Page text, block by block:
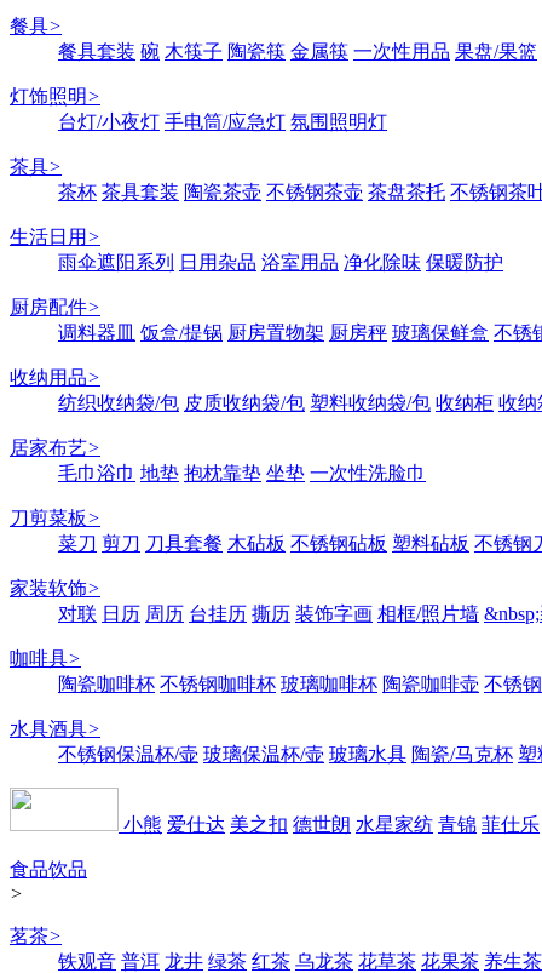
餐具>
餐具套装 碗 木筷子 陶瓷筷 金属筷 一次性用品 果盘/果篮
灯饰照明>
台灯/小夜灯 手电筒/应急灯 氛围照明灯
茶具>
茶杯 茶具套装 陶瓷茶壶 不锈钢茶壶 茶盘茶托 不锈钢茶
生活日用 >
雨伞遮阳系列
日用杂品 浴室用品 净化除味 保暖防护
厨房配件>
调料器皿 饭盒/提锅 厨房置物架 厨房秤 玻璃保鲜盒 不锈
收纳用品>
纺织收纳袋/包 皮质收纳袋/包 塑料收纳袋/包 收纳柜 收纳
居家布艺>
毛巾浴巾 地垫 抱枕靠垫 坐垫 一次性洗脸巾
刀剪菜板>
菜刀 剪刀 刀具套餐 木砧板 不锈钢砧板 塑料砧板 不锈钢
家装软饰>
对联 日历 周历 台挂历 撕历 装饰字画 相框/照片墙
咖啡具>
陶瓷咖啡杯 不锈钢咖啡杯 玻璃咖啡杯 陶瓷咖啡壶 不锈
水具酒具>
不锈钢保温杯/壶 玻璃保温杯/壶 玻璃水具 陶瓷/马克杯 塑
小熊 爱仕达 美之扣 德世朗 水星家纺 青锦 菲仕乐
食品饮品
>
茗茶>
铁观音 普洱 龙井 绿茶 红茶 乌龙茶 花草茶 花果茶 养生茶